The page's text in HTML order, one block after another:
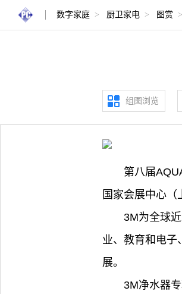
数字家庭 > 厨卫家电 > 图赏 >
组图浏览
第八届
国家会展中心（
3M为全球
业、教育和电子
展。
3M净水器